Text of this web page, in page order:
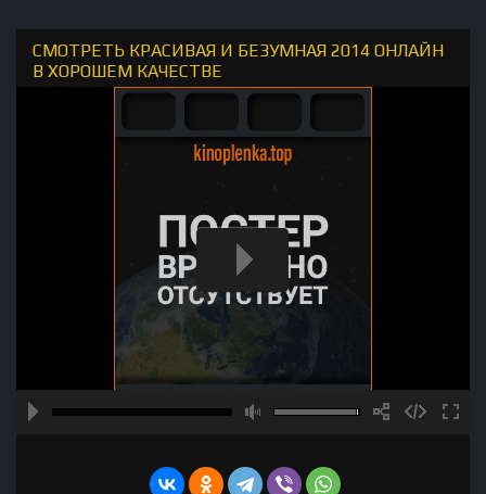
СМОТРЕТЬ КРАСИВАЯ И БЕЗУМНАЯ 2014 ОНЛАЙН
В ХОРОШЕМ КАЧЕСТВЕ